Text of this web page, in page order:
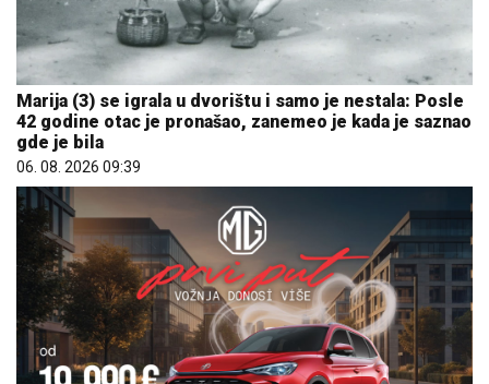
Marija (3) se igrala u dvorištu i samo je nestala: Posle
42 godine otac je pronašao, zanemeo je kada je saznao
gde je bila
06. 08. 2026 09:39